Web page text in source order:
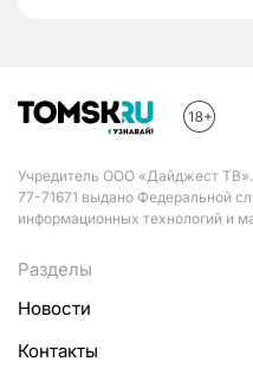
Учредитель ООО «Дайджест
77-71671 выдано Федеральной
информационных технологий и
Разделы
Новости
Контакты